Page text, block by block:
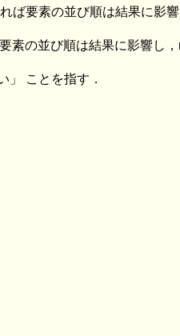
ば要素の並び順は結果に影
素の並び順は結果に影響し
」 ことを指す．